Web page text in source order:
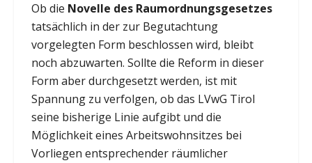
Ob die Novelle des Raumordnungsgesetzes
tatsächlich in der zur Begutachtung
vorgelegten Form beschlossen wird, bleibt
noch abzuwarten. Sollte die Reform in dieser
Form aber durchgesetzt werden, ist mit
Spannung zu verfolgen, ob das LVwG Tirol
seine bisherige Linie aufgibt und die
Möglichkeit eines Arbeitswohnsitzes bei
Vorliegen entsprechender räumlicher